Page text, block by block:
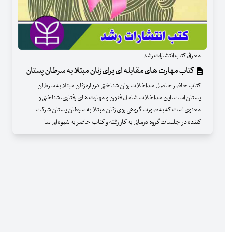
معرفی کتب انتشارات رشد
کتاب مهارت های مقابله ای برای زنان مبتلا به سرطان پستان
کتاب حاضر حاصل مداخلات روان شناختی درباره زنان مبتلا به سرطان
پستان است. این مداخلات شامل فنون و مهارت های رفتاری، شناختی و
معنوی است که به صورت گروهی روی زنان مبتلا به سرطان پستان شرکت
کننده در جلسات گروه درمانی به کار رفته و کتاب حاضر به شیوه ای سا